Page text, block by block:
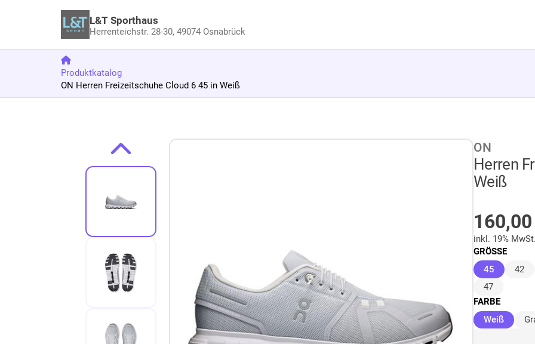
L&T Sporthaus
Herrenteichstr. 28-30,49074 Osnabrück
Produktkatalog
ON Herren Freizeitschuhe Cloud 6 45 in Weiß
Zur Produktbeschreibung springen ON
Herren
Weiß
inkl. 19%
GRÖSSE
45
42
47
FARBE
Weiß